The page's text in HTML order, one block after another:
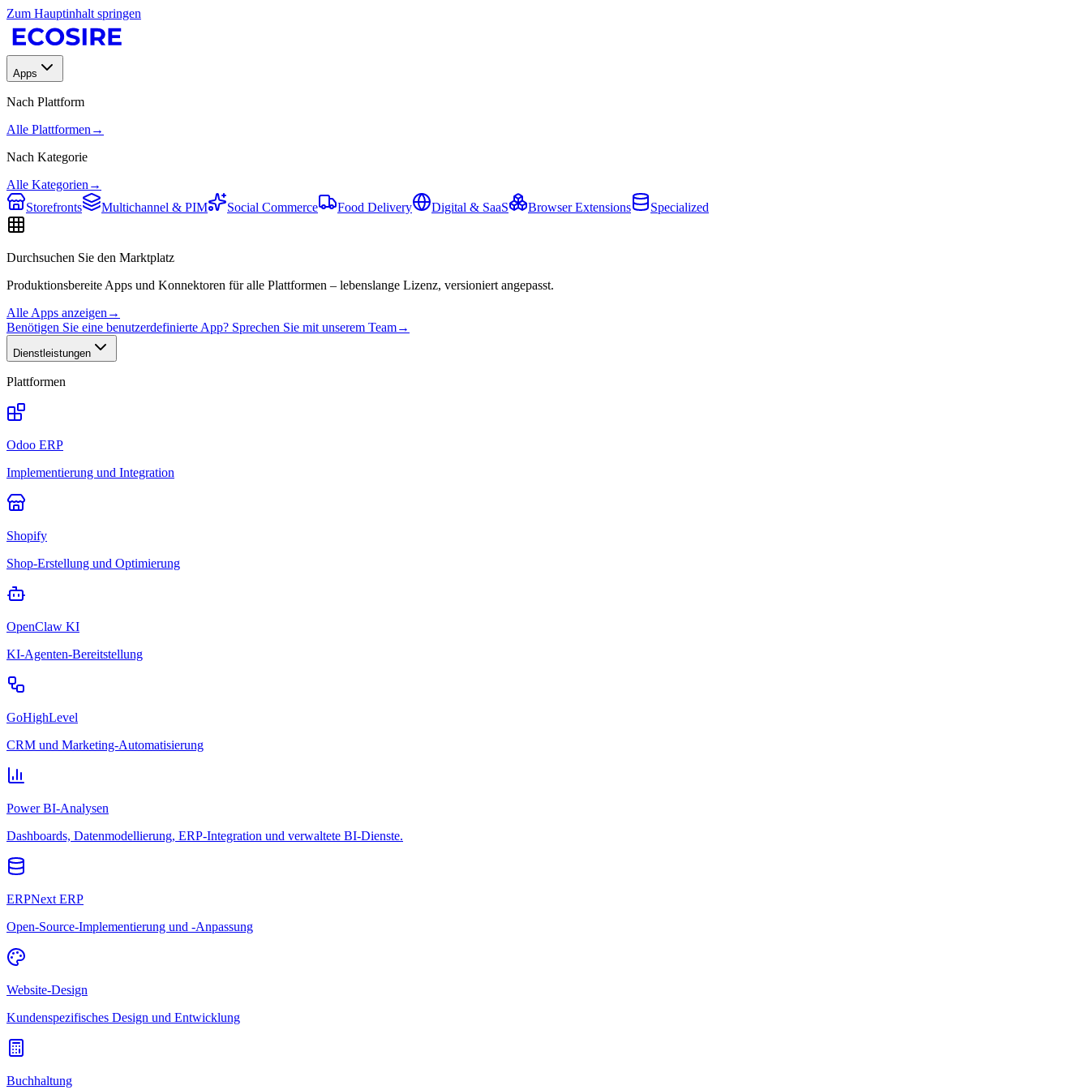
Zum Hauptinhalt springen
Apps
Nach Plattform
Alle Plattformen →
Nach Kategorie
Alle Kategorien →
Storefronts
Multichannel & PIM Social Commerce Food Delivery Digital & SaaS Browser Extensions Specialized
Durchsuchen Sie den Marktplatz
Produktionsbereite Apps und Konnektoren für alle Plattformen – lebenslange Lizenz, versioniert angepasst.
Alle Apps anzeigen →
Benötigen Sie eine benutzerdefinierte App? Sprechen Sie mit unserem Team→
Dienstleistungen
Plattformen
Odoo ERP
Implementierung und Integration
Shopify
Shop-Erstellung und Optimierung
OpenClaw KI
KI-Agenten-Bereitstellung
GoHighLevel
CRM und Marketing-Automatisierung
Power BI-Analysen
Dashboards, Datenmodellierung, ERP-Integration und verwaltete BI-Dienste.
ERPNext ERP
Open-Source-Implementierung und -Anpassung
Website-Design
Kundenspezifisches Design und Entwicklung
Buchhaltung